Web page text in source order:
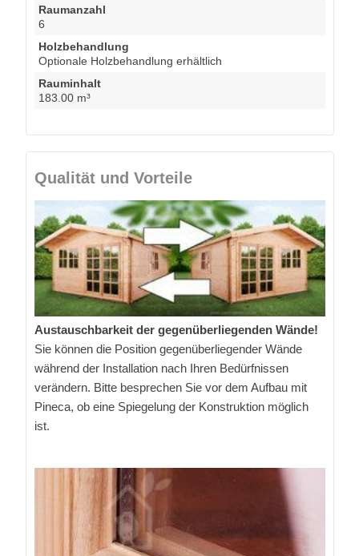
Raumanzahl
6
Holzbehandlung
Optionale Holzbehandlung erhältlich
Rauminhalt
183.00 m³
Qualität und Vorteile
Austauschbarkeit der gegenüberliegenden Wände!
Sie können die Position gegenüberliegender Wände
während der Installation nach Ihren Bedürfnissen
verändern. Bitte besprechen Sie vor dem Aufbau mit
Pineca, ob eine Spiegelung der Konstruktion möglich
ist.